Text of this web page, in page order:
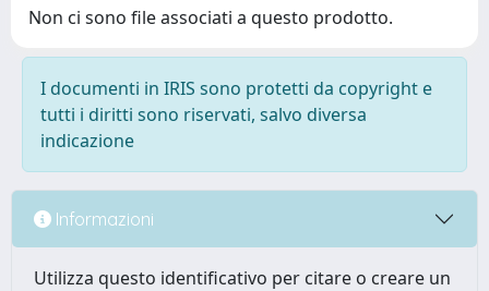
Non ci sono file associati a questo prodotto.
I documenti in IRIS sono protetti da copyright e
tutti i diritti sono riservati, salvo diversa
indicazione
Informazioni
Utilizza questo identificativo per citare o creare un